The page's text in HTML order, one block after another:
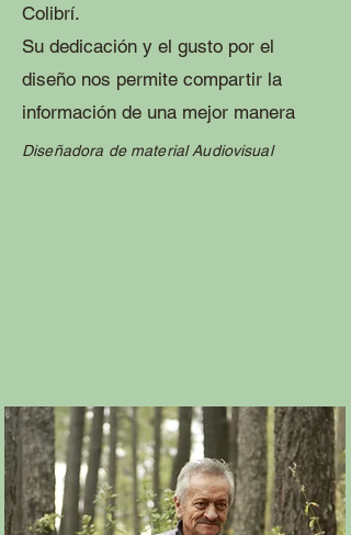
Colibrí.
Su dedicación y el gusto por el
diseño nos permite compartir la
información de una mejor manera
Diseñadora de material Audiovisual